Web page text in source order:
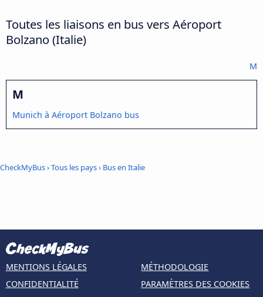
Toutes les liaisons en bus vers Aéroport
Bolzano (Italie)
M
M
Munich à Aéroport Bolzano bus
CheckMyBus›Tous les pays› Bus en Italie
MENTIONS LÉGALES
CONFIDENTIALITÉ
MÉTHODOLOGIE
PARAMÈTRES DES COOKIES